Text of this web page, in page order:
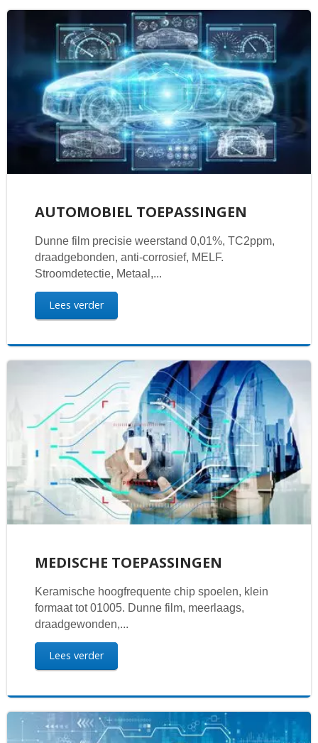
AUTOMOBIEL TOEPASSINGEN
Dunne film precisie weerstand 0,01%, TC2ppm,
draadgebonden, anti-corrosief, MELF.
Stroomdetectie, Metaal,...
Lees verder
MEDISCHE TOEPASSINGEN
Keramische hoogfrequente chip spoelen, klein
formaat tot 01005. Dunne film, meerlaags,
draadgewonden,...
Lees verder